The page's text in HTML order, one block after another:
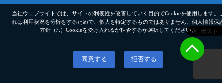
当社ウェブサイトでは、サイトの利便性を改善していく目的でCookieを使用します。
れは利用状況を分析をするためで、個人を特定するものではありません。 個人情報保
方針（7.） Cookieを受け入れるか拒否するか選択してください。
同意する 拒否する